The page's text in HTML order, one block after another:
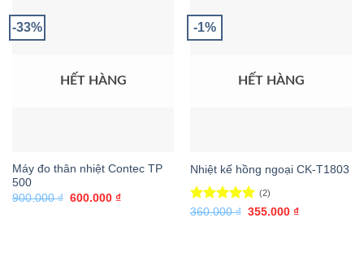
-33%
HẾT HÀNG
Máy đo thân nhiệt Contec TP
500
900.000₫ Giá
600.000 ₫Giá
-1%
HẾT HÀNG
Nhiệt kế hồng ngoại CK-T1803
Được xếp
(2)
360.000₫ Giá
355.000 ₫Giá